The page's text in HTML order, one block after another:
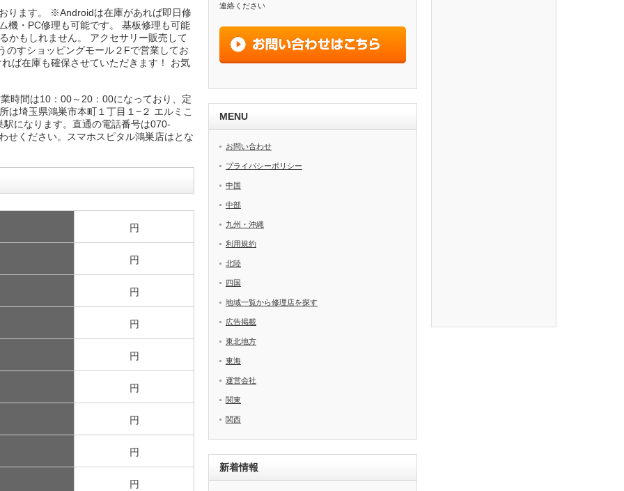
ります。 ※Androidは在庫があれば即日修
機・PC修理も可能です。 基板修理も可能
かもしれません。 アクセサリー販売して
のすショッピングモール２Fで営業してお
ば在庫も確保させていただきます！ お気
時間は10：00～20：00になっており、定
は埼玉県鴻巣市本町１丁目１−２ エルミこ
になります。直通の電話番号は070-
せください。スマホスピタル鴻巣店はとな
円
円
円
円
円
円
円
円
円
連絡ください
MENU
お問い合わせ
プライバシーポリシー
中国
中部
九州・沖縄
利用規約
北陸
四国
地域一覧から修理店を探す
広告掲載
東北地方
東海
運営会社
関東
関西
新着情報